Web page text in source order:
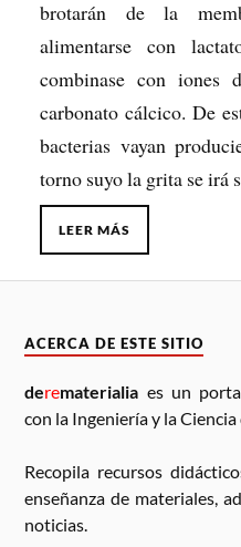
brotarán de la
alimentarse con
combinase con iones
carbonato cálcico. De
bacterias vayan
torno suyo la grita se irá
LEER MÁS
ACERCA DE ESTE SITIO
derematerialia es un
con la Ingeniería y la
Recopila recursos
enseñanza de materiales,
noticias.